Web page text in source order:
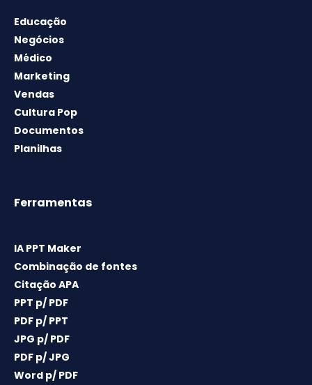
Educação
Negócios
Médico
Marketing
Vendas
Cultura Pop
Documentos
Planilhas
Ferramentas
IA PPT Maker
Combinação de fontes
Citação APA
PPT p/ PDF
PDF p/ PPT
JPG p/ PDF
PDF p/ JPG
Word p/ PDF